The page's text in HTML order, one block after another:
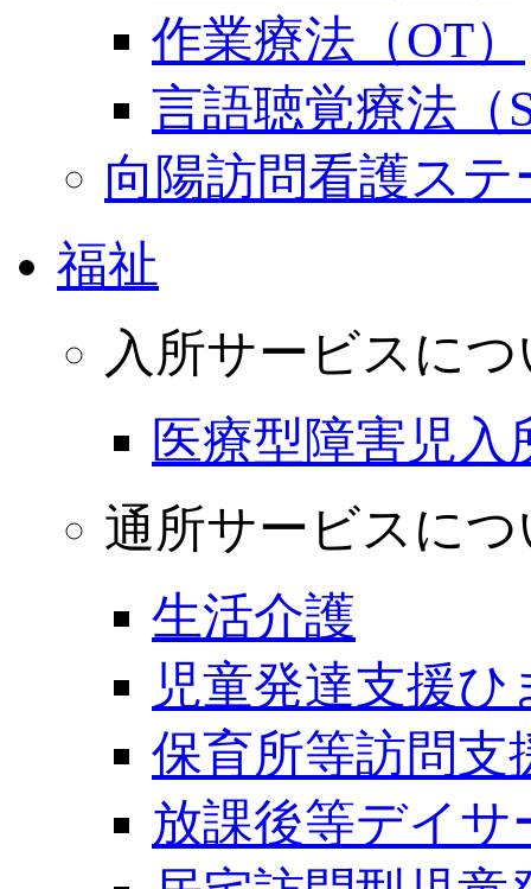
作業療法（OT）
言語聴覚療法（
向陽訪問看護ス
福祉
入所サービスに
医療型障害児入
通所サービスに
生活介護
児童発達支援ひ
保育所等訪問支
放課後等デイサ